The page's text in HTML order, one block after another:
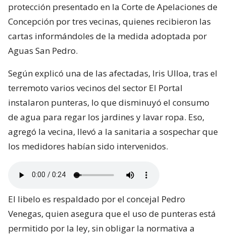
protección presentado en la Corte de Apelaciones de
Concepción por tres vecinas, quienes recibieron las
cartas informándoles de la medida adoptada por
Aguas San Pedro.
Según explicó una de las afectadas, Iris Ulloa, tras el
terremoto varios vecinos del sector El Portal
instalaron punteras, lo que disminuyó el consumo
de agua para regar los jardines y lavar ropa. Eso,
agregó la vecina, llevó a la sanitaria a sospechar que
los medidores habían sido intervenidos.
El libelo es respaldado por el concejal Pedro
Venegas, quien asegura que el uso de punteras está
permitido por la ley, sin obligar la normativa a